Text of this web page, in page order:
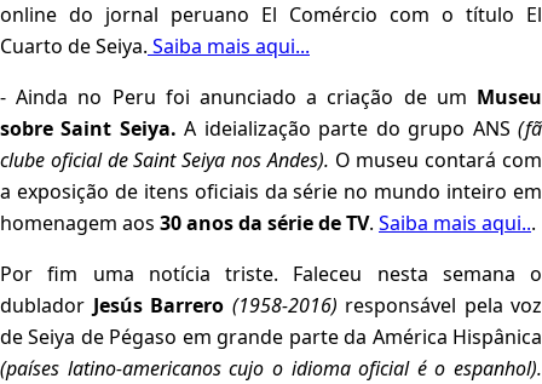
online do jornal peruano El Comércio com o título El
Cuarto de Seiya. Saiba mais aqui...
- Ainda no Peru foi anunciado a criação de um Museu
sobre Saint Seiya. A ideialização parte do grupo ANS(fã
clube oficial de Saint Seiya nos Andes). O museu contará com
a exposição de itens oficiais da série no mundo inteiro em
homenagem aos 30 anos da série de TV. Saiba mais aqui...
Por fim uma notícia triste. Faleceu nesta semana o
dublador Jesús Barrero (1958-2016) responsável pela voz
de Seiya de Pégaso em grande parte da América Hispânica
(países latino-americanos cujo o idioma oficial é o espanhol).